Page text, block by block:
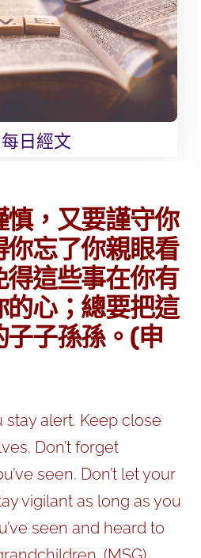
每日經文
，又要謹守你
你忘了你親眼看
得這些事在你有
心；總要把這
子孫孫。(申
alert. Keep close
Don’t forget
seen. Don’t let your
vigilant as long as you
seen and heard to